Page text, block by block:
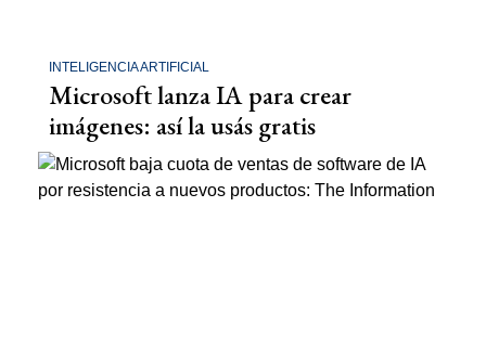
INTELIGENCIA ARTIFICIAL
Microsoft lanza IA para crear
imágenes: así la usás gratis